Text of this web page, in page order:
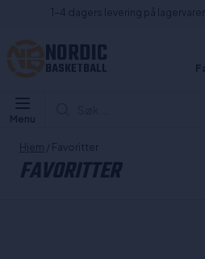
1-4 dagers levering på lagervarer
NORDIC
BASKETBALL
Menu
Hjem / Favoritter
FAVORITTER